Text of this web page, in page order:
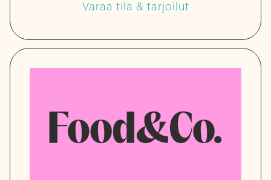
Varaa tila & tarjoilut